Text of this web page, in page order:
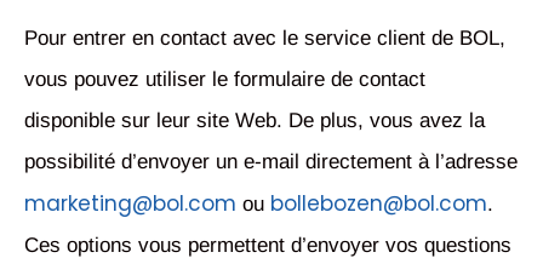
Pour entrer en contact avec le service client de BOL,
vous pouvez utiliser le formulaire de contact
disponible sur leur site Web. De plus, vous avez la
possibilité d’envoyer un e-mail directement à l’adresse
marketing@bol.com ou bollebozen@bol.com.
Ces options vous permettent d’envoyer vos questions